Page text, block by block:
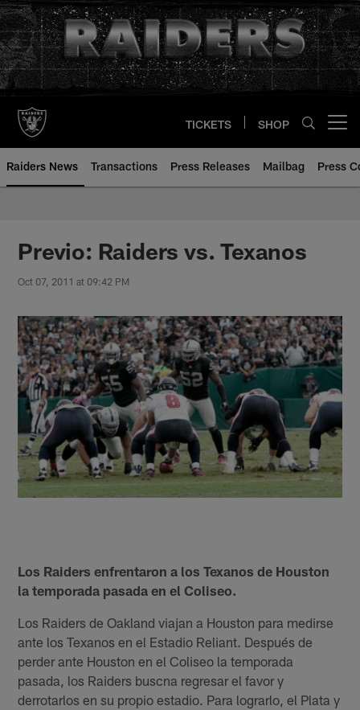
Skip
to
main
content
TICKETS SHOP
Raiders News Transactions Press Releases Mailbag Press
Previo: Raiders vs. Texanos
Oct 07, 2011 at 09:42 PM
Los Raiders enfrentaron a los Texanos de Houston
la temporada pasada en el Coliseo.
Los Raiders de Oakland viajan a Houston para medirse
ante los Texanos en el Estadio Reliant. Después de
perder ante Houston en el Coliseo la temporada
pasada, los Raiders buscna regresar el favor y
derrotarlos en su propio estadio. Para lograrlo, el Plata y